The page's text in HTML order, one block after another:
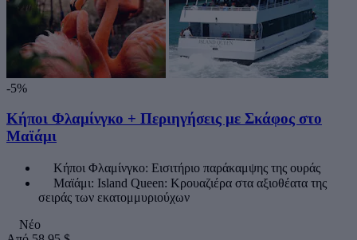
-5%
Κήποι Φλαμίνγκο + Περιηγήσεις με Σκάφος στο
Μαϊάμι
Κήποι Φλαμίνγκο: Εισιτήριο παράκαμψης της ουράς
Μαϊάμι: Island Queen: Κρουαζιέρα στα αξιοθέατα της
σειράς των εκατομμυριούχων
Νέο